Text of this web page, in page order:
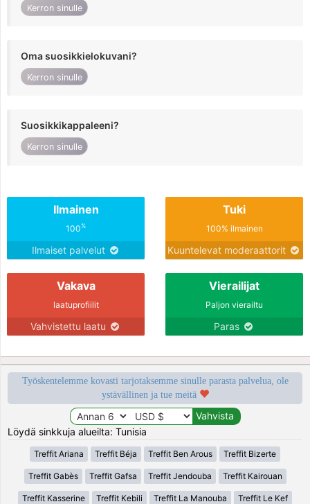
Kerron sinulle
Oma suosikkielokuvani?
Kerron sinulle
Suosikkikappaleeni?
Kerron sinulle
Ilmainen
100%
Ilmaiset palvelut
Tuki
100% ilmainen
Kuuntelevat moderaattorit
Vakava
laatuprofiilit
Vahvistettu laatu
Vierailijat
Paljon vierailtu
Paras
Työskentelemme kovasti tarjotaksemme sinulle parasta palvelua, ole
ystävällinen ja tue meitä
Löydä sinkkuja alueilta: Tunisia
Treffit Ariana Treffit Béja Treffit Ben Arous Treffit Bizerte
Treffit Gabès Treffit Gafsa Treffit Jendouba Treffit Kairouan
Treffit Kasserine Treffit Kebili Treffit La Manouba Treffit Le Kef